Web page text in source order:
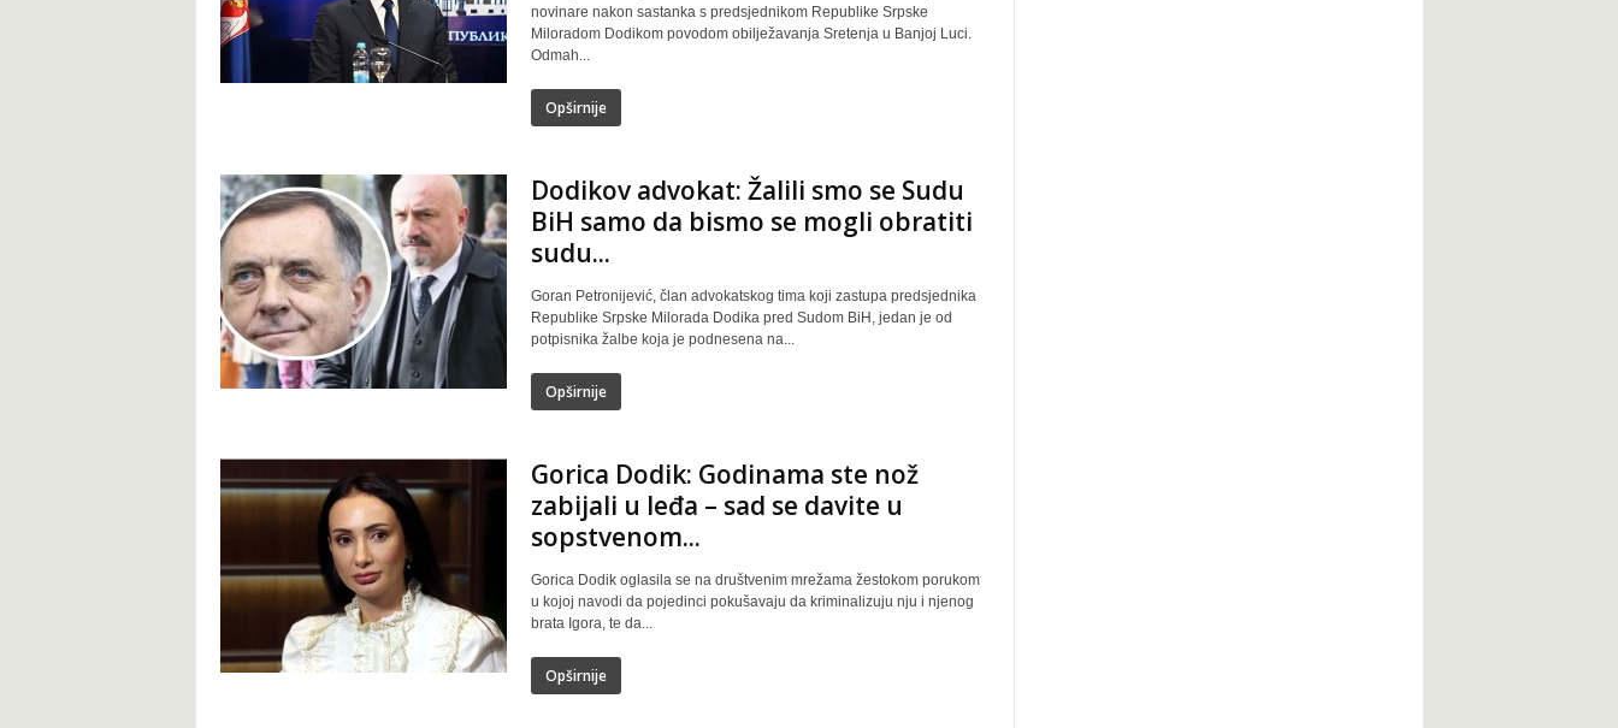
novinare nakon sastanka s predsjednikom Republike Srpske
Miloradom Dodikom povodom obilježavanja Sretenja u Banjoj Luci.
Odmah...
Opširnije
Dodikov advokat: Žalili smo se Sudu
BiH samo da bismo se mogli obratiti
sudu...
Goran Petronijević, član advokatskog tima koji zastupa predsjednika
Republike Srpske Milorada Dodika pred Sudom BiH, jedan je od
potpisnika žalbe koja je podnesena na...
Opširnije
Gorica Dodik: Godinama ste nož
zabijali u leđa – sad se davite u
sopstvenom...
Gorica Dodik oglasila se na društvenim mrežama žestokom porukom
u kojoj navodi da pojedinci pokušavaju da kriminalizuju nju i njenog
brata Igora, te da...
Opširnije